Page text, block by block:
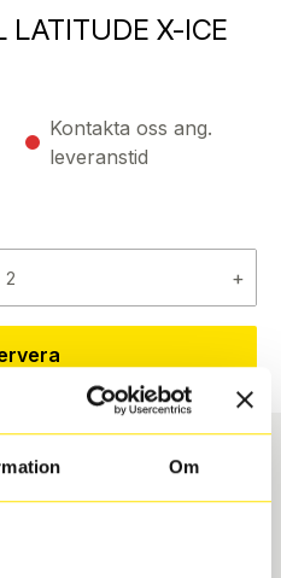
Om
LATITUDE X-ICE
Kontakta oss ang.
leveranstid
+